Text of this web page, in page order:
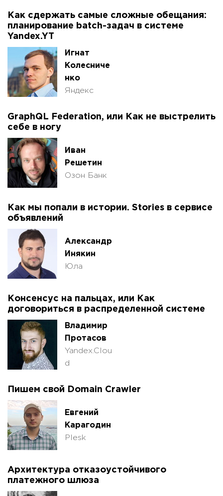
Как сдержать самые сложные обещания:
планирование batch-задач в системе
Yandex.YT
Игнат
Колесниче
нко
Яндекс
GraphQL Federation, или Как не выстрелить
себе в ногу
Иван
Решетин
Озон Банк
Как мы попали в истории. Stories в сервисе
объявлений
Александр
Инякин
Юла
Консенсус на пальцах, или Как
договориться в распределенной системе
Владимир
Протасов
Yandex.Clou
d
Пишем свой Domain Crawler
Евгений
Карагодин
Plesk
Архитектура отказоустойчивого
платежного шлюза